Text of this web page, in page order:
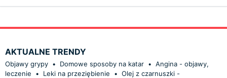
AKTUALNE TRENDY
Objawy grypy • Domowe sposoby na katar • Angina - objawy,
leczenie
• Leki na przeziębienie • Olej z czarnuszki -